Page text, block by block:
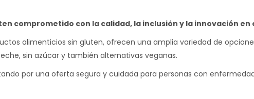
comprometido con la calidad, la inclusión y la innovación
alimenticios sin gluten, ofrecen una amplia variedad de
sin azúcar y también alternativas veganas.
por una oferta segura y cuidada para personas con